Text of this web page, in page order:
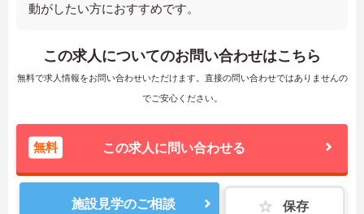
動がしたい方におすすめです。
この求人についてのお問い合わせはこちら
無料で求人情報をお問い合わせいただけます。直接の問い合わせではありませんの
でご安心ください。
無料 この求人に問い合わせる
施設見学のご相談 保存